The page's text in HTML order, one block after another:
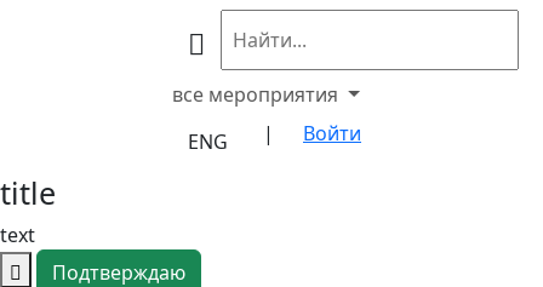
все мероприятия
ENG
| Войти
title
text
Подтверждаю